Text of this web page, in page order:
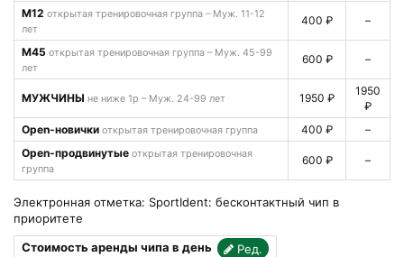
М12 открытая тренировочная группа – Муж. 11-12
лет
400 ₽ –
М45 открытая тренировочная группа – Муж. 45-99
лет
600 ₽ –
МУЖЧИНЫ не ниже 1р – Муж. 24-99 лет 1950 ₽
1950
₽
Оpen-новички открытая тренировочная группа 400 ₽
–
Оpen-продвинутые открытая тренировочная
группа
600 ₽ –
Электронная отметка: SportIdent: бесконтактный чип в
приоритете
Стоимость аренды чипа в день
Ред.